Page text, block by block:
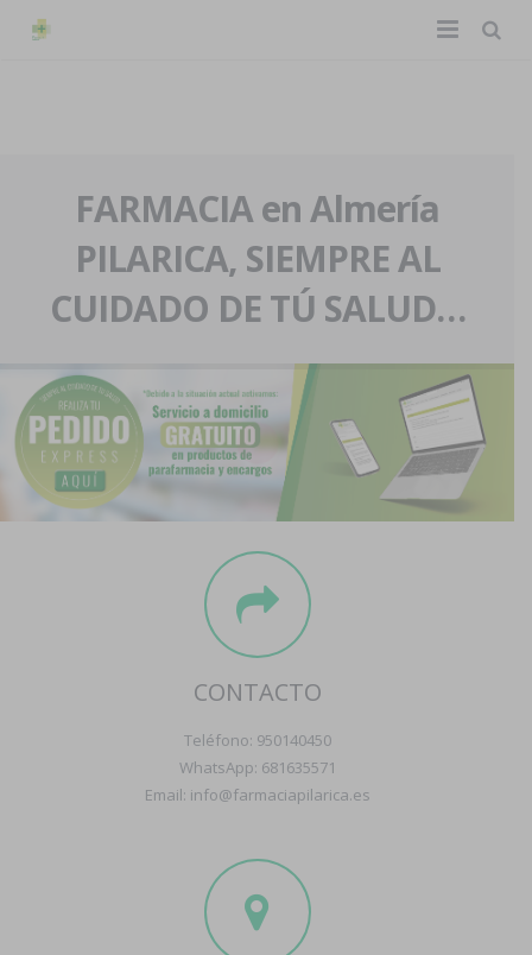
La farmacia
Nuestra historia
Nuestro equipo
Eventos
Servicios y reservas
Pedidos express
Blog
Contacto
Boletín
FARMACIA en Almería
PILARICA, SIEMPRE AL
CUIDADO DE TÚ SALUD…
CONTACTO
Teléfono: 950140450
WhatsApp: 681635571
Email: info@farmaciapilarica.es